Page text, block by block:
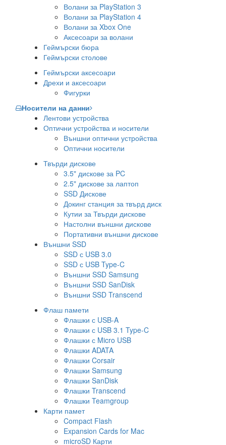
Волани за PlayStation 3
Волани за PlayStation 4
Волани за Xbox One
Аксесоари за волани
Геймърски бюра
Геймърски столове
Геймърски аксесоари
Дрехи и аксесоари
Фигурки
Носители на данни
Лентови устройства
Оптични устройства и носители
Външни оптични устройства
Оптични носители
Твърди дискове
3.5" дискове за PC
2.5" дискове за лаптоп
SSD Дискове
Докинг станция за твърд диск
Кутии за Твърди дискове
Настолни външни дискове
Портативни външни дискове
Външни SSD
SSD с USB 3.0
SSD с USB Type-C
Външни SSD Samsung
Външни SSD SanDisk
Външни SSD Transcend
Флаш памети
Флашки с USB-A
Флашки с USB 3.1 Type-C
Флашки с Micro USB
Флашки ADATA
Флашки Corsair
Флашки Samsung
Флашки SanDisk
Флашки Transcend
Флашки Teamgroup
Карти памет
Compact Flash
Expansion Cards for Mac
microSD Карти